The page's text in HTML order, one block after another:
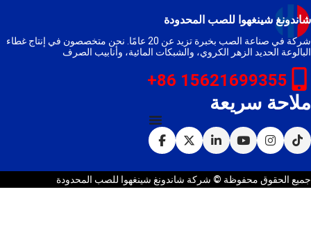
شاندونغ شينغهوا للصب المحدودة
شركة في صناعة الصب بخبرة تزيد عن 20 عامًا. نحن متخصصون في إنتاج غطاء
البالوعة الحديد الزهر الكروي، والشبكات المائية، وأنابيب الصرف
15621699355 86+
ملاحة سريعة
جميع الحقوق محفوظة © شركة شاندونغ شينغهوا للصب المحدودة